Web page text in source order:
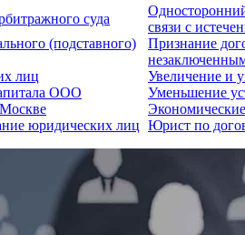
суда
связи с
(подставного)
Признание
лиц
Увеличение и
ООО
Уменьшение
юридических лиц Юрист по